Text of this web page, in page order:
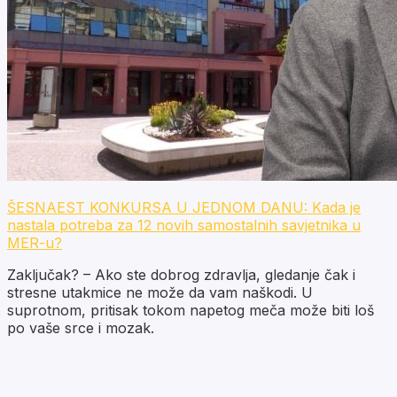
ŠESNAEST KONKURSA U JEDNOM DANU: Kada je
nastala potreba za 12 novih samostalnih savjetnika u
MER-u?
Zaključak? – Ako ste dobrog zdravlja, gledanje čak i
stresne utakmice ne može da vam naškodi. U
suprotnom, pritisak tokom napetog meča može biti loš
po vaše srce i mozak.